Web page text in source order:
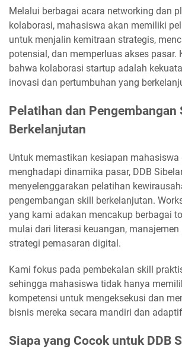
Melalui berbagai acara networking dan
kolaborasi, mahasiswa akan memiliki
untuk menjalin kemitraan strategis,
potensial, dan memperluas akses pasar.
bahwa kolaborasi startup adalah
inovasi dan pertumbuhan yang
Pelatihan dan Pengembangan
Berkelanjutan
Untuk memastikan kesiapan mahasiswa
menghadapi dinamika pasar, DDB
menyelenggarakan pelatihan
pengembangan skill berkelanjutan.
yang kami adakan mencakup berbagai
mulai dari literasi keuangan, manajemen
strategi pemasaran digital.
Kami fokus pada pembekalan skill
sehingga mahasiswa tidak hanya
kompetensi untuk mengeksekusi dan
bisnis mereka secara mandiri dan
Siapa yang Cocok untuk DDB